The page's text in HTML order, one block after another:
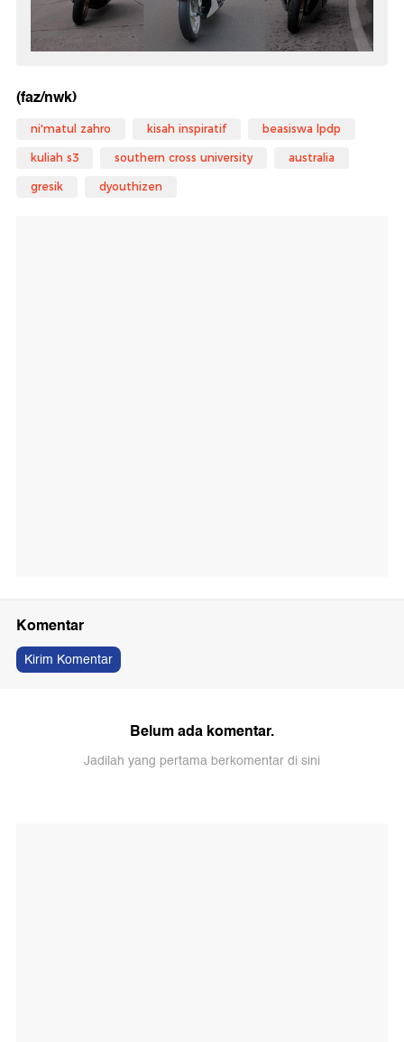
(faz/nwk)
ni'matul zahro kisah inspiratif beasiswa lpdp
kuliah s3 southern cross university australia
gresik dyouthizen
Komentar
Kirim Komentar
Belum ada komentar.
Jadilah yang pertama berkomentar di sini